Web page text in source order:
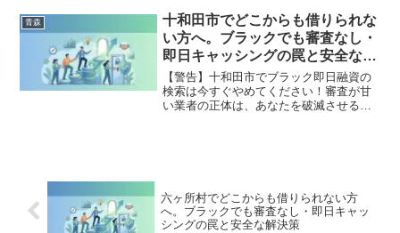
五所川原市で違法業者を避け、借金地獄
から抜け出した方々の実体験と確実な解
決策を完全公開。
青森
十和田市でどこからも借りられな
い方へ。ブラックでも審査なし・
即日キャッシングの罠と安全な解
決策
【警告】十和田市でブラック即日融資の
検索は今すぐやめてください！審査が甘
い業者の正体は、あなたを破滅させる闇
六ヶ所村でどこからも借りられない方
へ。ブラックでも審査なし・即日キャッ
シングの罠と安全な解決策